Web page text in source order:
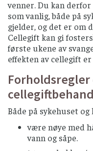
venner. Du kan
som vanlig, både på
gjelder, og det er om
Cellegift kan gi
første ukene av
effekten av cellegift
Både på sykehuset
være nøye med
vann og såpe.